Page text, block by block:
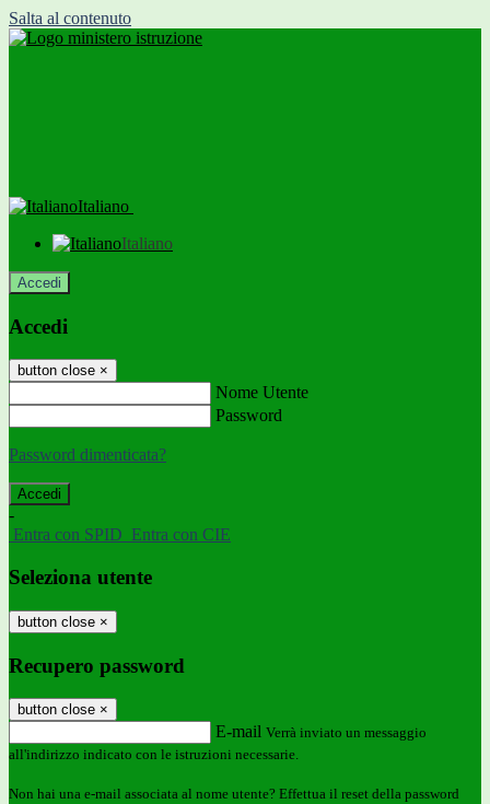
Salta al contenuto
Italiano
Italiano
Accedi
Accedi
button close ×
Nome Utente
Password
Password dimenticata?
-
Entra con SPID Entra con CIE
Seleziona utente
button close ×
Recupero password
button close ×
E-mail Verrà inviato un messaggio
all'indirizzo indicato con le istruzioni necessarie.
Non hai una e-mail associata al nome utente? Effettua il reset della password